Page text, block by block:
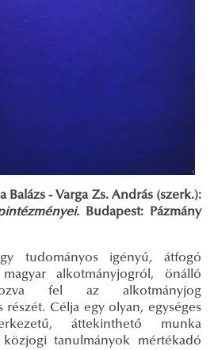
Balázs - Varga Zs. András (szerk.):
Budapest: Pázmány
tudományos igényű, átfogó
alkotmányjogról, önálló
fel az alkotmányjog
Célja egy olyan, egységes
áttekinthető munka
tanulmányok mértékadó